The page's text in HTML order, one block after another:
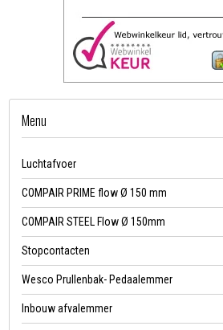
Menu
Luchtafvoer
COMPAIR PRIME flow Ø 150 mm
COMPAIR STEEL Flow Ø 150mm
Stopcontacten
Wesco Prullenbak- Pedaalemmer
Inbouw afvalemmer